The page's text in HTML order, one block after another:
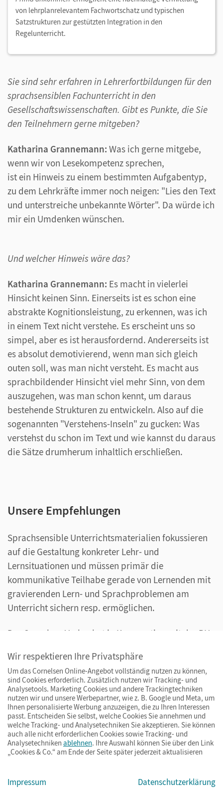
von lehrplanrelevantem Fachwortschatz und typischen
Satzstrukturen zur gestützten Integration in den
Regelunterricht.
Sie sind sehr erfahren in Lehrerfortbildungen für den
sprachsensiblen Fachunterricht in den
Gesellschaftswissenschaften. Gibt es Punkte, die Sie
den Teilnehmern gerne mitgeben?
Katharina Grannemann: Was ich gerne mitgebe,
wenn wir von Lesekompetenz sprechen,
ist ein Hinweis zu einem bestimmten Aufgabentyp,
zu dem Lehrkräfte immer noch neigen: "Lies den Text
und unterstreiche unbekannte Wörter". Da würde ich
mir ein Umdenken wünschen.
Und welcher Hinweis wäre das?
Katharina Grannemann: Es macht in vielerlei
Hinsicht keinen Sinn. Einerseits ist es schon eine
abstrakte Kognitionsleistung, zu erkennen, was ich
in einem Text nicht verstehe. Es erscheint uns so
simpel, aber es ist herausfordernd. Andererseits ist
es absolut demotivierend, wenn man sich gleich
outen soll, was man nicht versteht. Es macht aus
sprachbildender Hinsicht viel mehr Sinn, von dem
auszugehen, was man schon kennt, um daraus
bestehende Strukturen zu entwickeln. Also auf die
sogenannten "Verstehens-Inseln" zu gucken: Was
verstehst du schon im Text und wie kannst du daraus
die Sätze drumherum inhaltlich erschließen.
Unsere Empfehlungen
Sprachsensible Unterrichtsmaterialien fokussieren
auf die Gestaltung konkreter Lehr- und
Lernsituationen und müssen primär die
kommunikative Teilhabe gerade von Lernenden mit
gravierenden Lern- und Sprachproblemen am
Unterricht sichern resp. ermöglichen.
Der Cornelsen Verlag hat in Kooperation mit der PH
entwickelt. Geprüfte Lehrwerke, die diesen Kriterien
entsprechen, erhalten ab sofort ein Signet.
Dreifach Mathe
Wir respektieren Ihre Privatsphäre
Um das Cornelsen Online-Angebot vollständig nutzen zu können,
sind Cookies erforderlich. Zusätzlich nutzen wir Tracking- und
Analysetools. Marketing Cookies und andere Trackingtechniken
nutzen wir und unsere Werbepartner, wie z. B. Google und Meta, um
Ihnen personalisierte Werbung anzuzeigen, die zu Ihren Interessen
passt. Entscheiden Sie selbst, welche Cookies Sie annehmen und
welche Tracking- und Analysetechniken Sie akzeptieren. Sie können
auch alle nicht erforderlichen Cookies sowie Tracking- und
Analysetechniken ablehnen. Ihre Auswahl können Sie über den Link
„Cookies & Co.“ am Ende der Seite später jederzeit aktualisieren
Impressum Datenschutzerklärung